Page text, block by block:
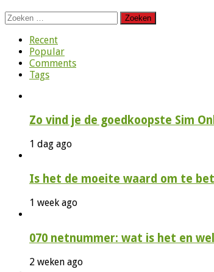
Zoeken
Recent
Popular
Comments
Tags
Zo vind je de goedkoopste Sim
1 dag ago
Is het de moeite waard om te
1 week ago
070 netnummer: wat is het en
2 weken ago